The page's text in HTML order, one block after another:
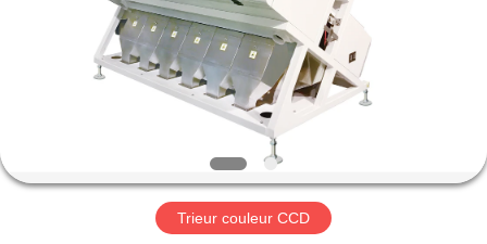
PRODUITS
DE
NOUS
Trieur couleur CCD